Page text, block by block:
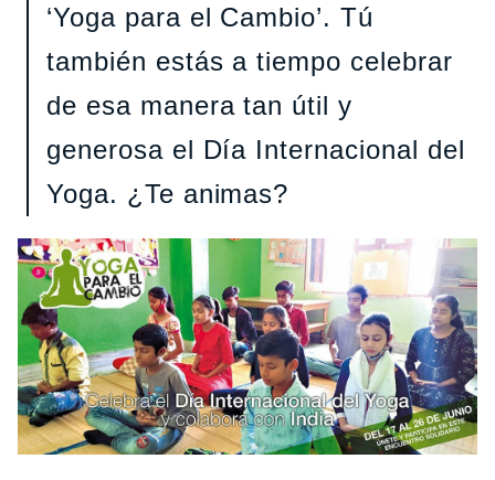
‘Yoga para el Cambio’. Tú
también estás a tiempo celebrar
de esa manera tan útil y
generosa el Día Internacional del
Yoga. ¿Te animas?